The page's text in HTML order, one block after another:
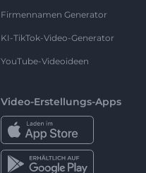
Firmennamen Generator
KI-TikTok-Video-Generator
YouTube-Videoideen
Video-Erstellungs-Apps